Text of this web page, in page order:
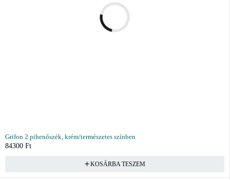
Grifon 2 pihenőszék, krém/természetes színben
84300 Ft
KOSÁRBA TESZEM